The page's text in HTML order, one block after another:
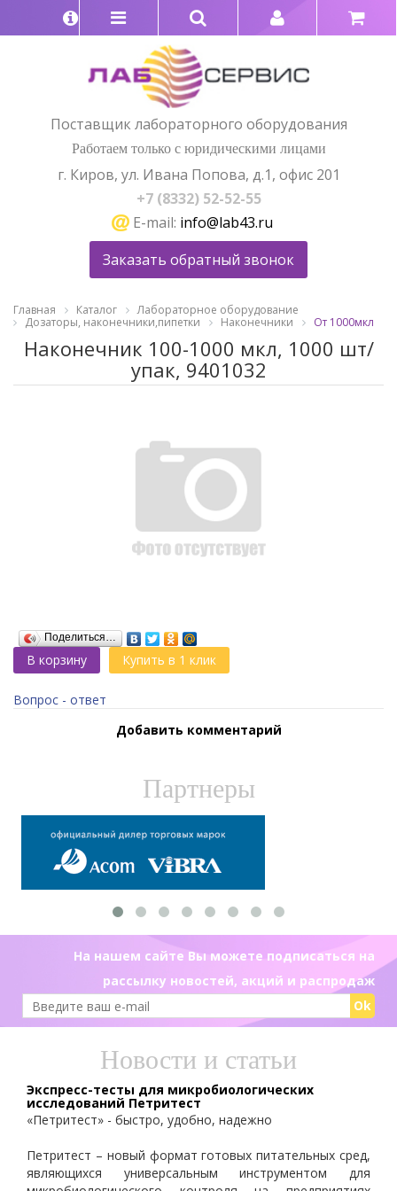
Поставщик лабораторного оборудования
Работаем только с юридическими лицами
г. Киров, ул. Ивана Попова, д.1, офис 201
+7 (8332) 52-52-55
E-mail: info@lab43.ru
Заказать обратный звонок
Главная Каталог
Лабораторное оборудование
Дозаторы, наконечники,пипетки
Наконечники От 1000мкл
Наконечник 100-1000 мкл, 1000 шт/
упак, 9401032
Поделиться…
В корзину Купить в 1 клик
Вопрос - ответ
Добавить комментарий
Партнеры
На нашем сайте Вы можете подписаться на
рассылку новостей, акций и распродаж
Ok
Новости и статьи
Экспресс-тесты для микробиологических
исследований Петритест
«Петритест» - быстро, удобно, надежно
Петритест – новый формат готовых питательных сред,
являющихся универсальным инструментом для